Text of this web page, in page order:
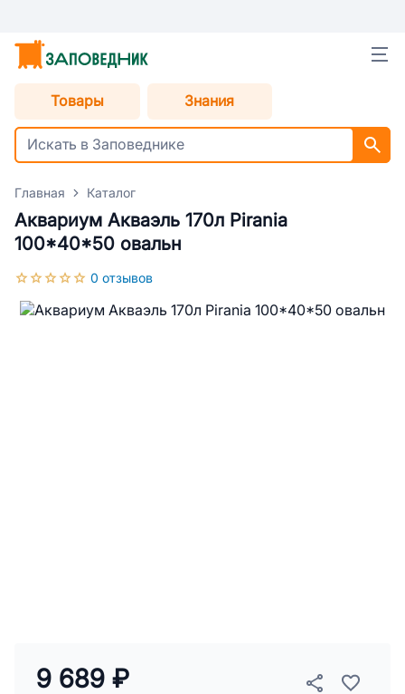
Товары Знания
Главная Каталог
Аквариум Акваэль 170л Pirania
100*40*50 овальн
0 отзывов
9 689 ₽